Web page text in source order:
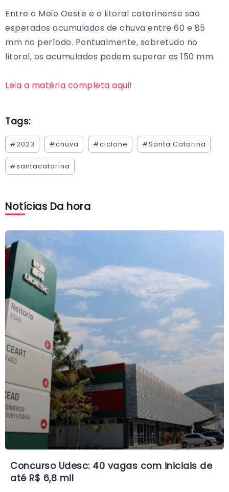
Entre o Meio Oeste e o litoral catarinense são
esperados acumulados de chuva entre 60 e 85
mm no período. Pontualmente, sobretudo no
litoral, os acumulados podem superar os 150 mm.
Leia a matéria completa aqui!
Tags:
#2023 #chuva #ciclone #Santa Catarina
#santacatarina
Notícias Da hora
Concurso Udesc: 40 vagas com iniciais de
até R$ 6,8 mil